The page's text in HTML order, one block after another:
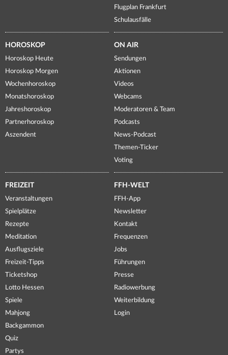
Flugplan Frankfurt
Schulausfälle
HOROSKOP
Horoskop Heute
Horoskop Morgen
Wochenhoroskop
Monatshoroskop
Jahreshoroskop
Partnerhoroskop
Aszendent
ON AIR
Sendungen
Aktionen
Videos
Webcams
Moderatoren & Team
Podcasts
News-Podcast
Themen-Ticker
Voting
FREIZEIT
Veranstaltungen
Spielplätze
Rezepte
Meditation
Ausflugsziele
Freizeit-Tipps
Ticketshop
Lotto Hessen
Spiele
Mahjong
Backgammon
Quiz
Partys
FFH-WELT
FFH-App
Newsletter
Kontakt
Frequenzen
Jobs
Führungen
Presse
Radiowerbung
Weiterbildung
Login